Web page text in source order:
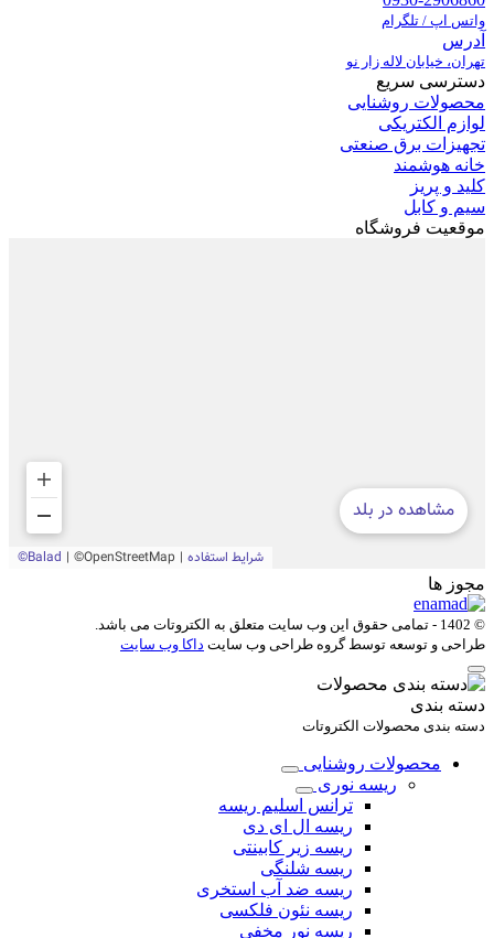
واتس اپ / تلگرام
آدرس
تهران، خیابان لاله زار نو
دسترسی سریع
محصولات روشنایی
لوازم الکتریکی
تجهیزات برق صنعتی
خانه هوشمند
کلید و پریز
سیم و کابل
موقعیت فروشگاه
مجوز ها
© 1402 - تمامی حقوق این وب سایت متعلق به الکتروتات می باشد.
طراحی و توسعه توسط گروه طراحی وب سایت داکا وب سایت
دسته بندی
دسته بندی محصولات الکتروتات
محصولات روشنایی
ریسه نوری
ترانس اسلیم ریسه
ریسه ال ای دی
ریسه زیر کابینتی
ریسه شلنگی
ریسه ضد آب استخری
ریسه نئون فلکسی
ریسه نور مخفی